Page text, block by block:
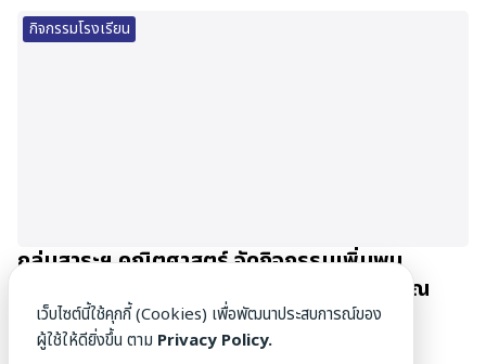
กิจกรรมโรงเรียน
กลุ่มสาระฯ คณิตศาสตร์ จัดกิจกรรมเพิ่มพูน
ประสบการณ์นักเรียน Gifted Math ม.4-5 ณ
มหาวิทยาลัยเชียงใหม่
27/06/2026
เว็บไซต์นี้ใช้คุกกี้ (Cookies) เพื่อพัฒนาประสบการณ์ของ
ผู้ใช้ให้ดียิ่งขึ้น ตาม Privacy Policy.